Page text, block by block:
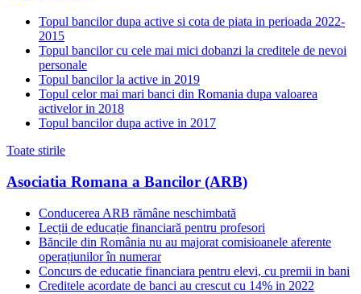
Topul bancilor dupa active si cota de piata in perioada 2022-
2015
Topul bancilor cu cele mai mici dobanzi la creditele de nevoi
personale
Topul bancilor la active in 2019
Topul celor mai mari banci din Romania dupa valoarea
activelor in 2018
Topul bancilor dupa active in 2017
Toate stirile
Asociatia Romana a Bancilor (ARB)
Conducerea ARB rămâne neschimbată
Lecții de educație financiară pentru profesori
Băncile din România nu au majorat comisioanele aferente
operațiunilor în numerar
Concurs de educatie financiara pentru elevi, cu premii in bani
Creditele acordate de banci au crescut cu 14% in 2022